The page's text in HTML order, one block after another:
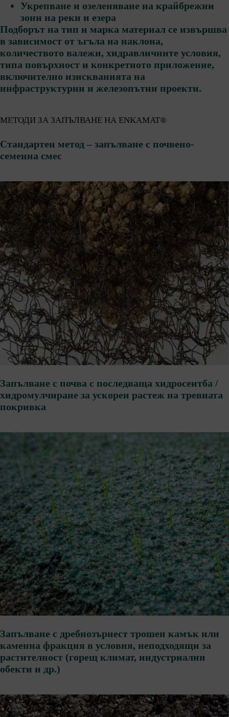
Укрепване и озеленяване на крайбрежни
зони на реки и езера
Подборът на тип и марка материал се извършва
в зависимост от ъгъла на наклона,
количеството валежи, хидравличните условия,
типа повърхност и конкретното приложение,
включително изискванията на
инфраструктурни и железопътни проекти.
МЕТОДИ ЗА ЗАПЪЛВАНЕ НА ENKAMAT®
Стандартен метод – запълване с почвено-
семенна смес
Запълване с почва с последваща хидросеитба /
хидромулчиране за ускорен растеж на тревната
покривка
Запълване с дребнозърнест трошен камък или
каменна фракция в условия, неподходящи за
растителност (горещ климат, индустриални
обекти и др.)